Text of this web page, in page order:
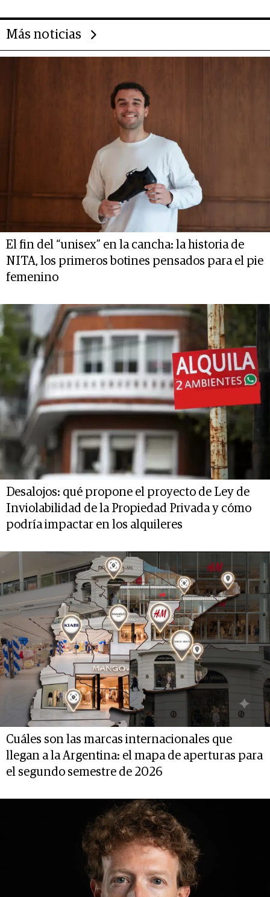
Más noticias
El fin del “unisex” en la cancha: la historia de
NITA, los primeros botines pensados para el pie
femenino
Desalojos: qué propone el proyecto de Ley de
Inviolabilidad de la Propiedad Privada y cómo
podría impactar en los alquileres
Cuáles son las marcas internacionales que
llegan a la Argentina: el mapa de aperturas para
el segundo semestre de 2026